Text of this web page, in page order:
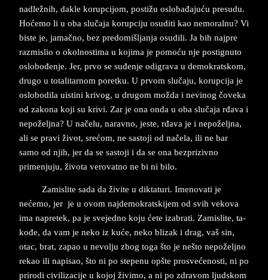
nad­ležnih, dak­le ko­rup­ci­jom, postižu oslo­bađajuću pre­su­du.
Hoćemo li u oba slučaja ko­rup­ci­ju osu­di­ti kao ne­mo­ral­nu? Vi
bi­ste je, jamačno, bez pre­do­mi­šljan­ja osu­di­li. Ja bih naj­pre
raz­mi­slio o okol­no­sti­ma u ko­ji­ma je pomoću nje po­stig­nu­to
oslo­bođenje. Jer, prvo se suđenje od­i­gra­va u de­mo­krat­skom,
dru­go u to­ta­li­tar­nom po­ret­ku. U pr­vom slučaju, ko­rup­ci­ja ­je
oslo­bo­di­la ui­sti­ni kri­vog, u dru­gom možda i ne­vi­nog čove­ka
od za­ko­na koji su kri­vi. Zar ­je ona onda u oba slučaja rđa­va i
nepožel­jna? U načelu, na­rav­no, je­ste, rđa­va je i nepožel­jna,
ali se pra­vi život, srećom, ne sa­sto­ji od načela, ili ne bar
samo od njih, jer da se sa­sto­ji i da se ona bez­pri­ziv­no
primen­ju­ju, živo­ta ve­ro­vat­no ne bi ni bilo.
Za­mis­lite sada da živi­te u dik­ta­tu­ri. Ime­no­va­ti je
nećemo, jer je u ovom naj­de­mo­krat­ski­jem od svih ve­ko­va
ima na­pre­tek, pa je sve­jed­no koju ćete iza­bra­ti. Za­mi­sli­te, ta­
ko­đe, da vam je neko iz kuće, neko bli­zak i drag, vaš sin,
otac, brat, za­pao u ne­vol­ju zbog toga što je nešto nepožel­jno
re­kao ili napisao, što ni po ste­pe­nu op­šte pro­svećeno­sti, ni po
pri­ro­di ci­vi­li­za­ci­je u ko­joj živi­mo, a ni po zdravom ljud­skom